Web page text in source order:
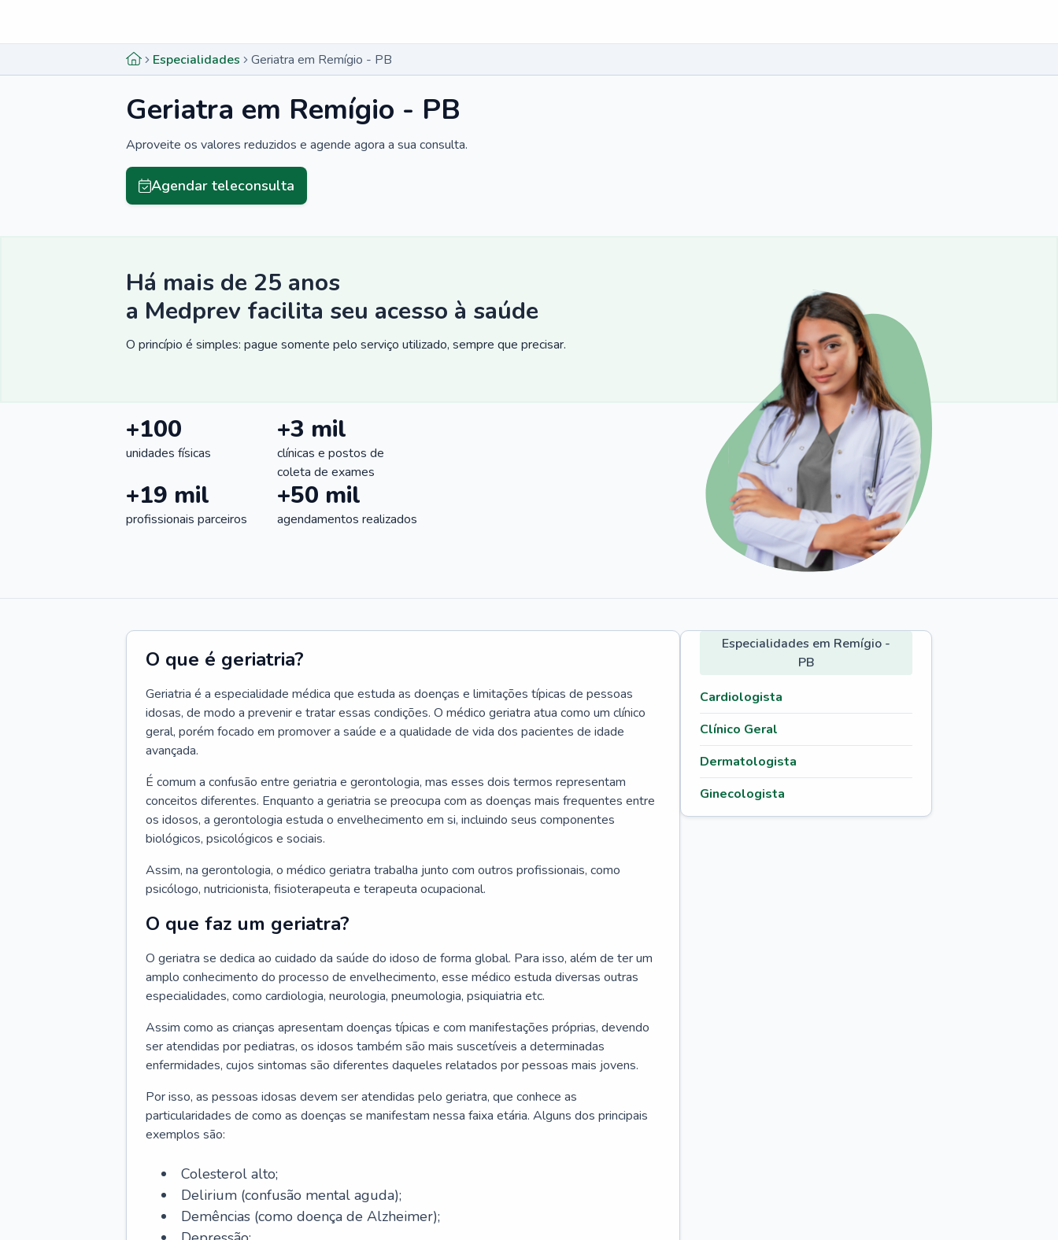
Especialidades Geriatra em Remígio - PB
Geriatra em Remígio - PB
Aproveite os valores reduzidos e agende agora a sua consulta.
Agendar teleconsulta
Há mais de 25 anos
a Medprev facilita seu acesso à saúde
O princípio é simples: pague somente pelo serviço utilizado, sempre que precisar.
+100
unidades físicas
+3 mil
clínicas e postos de
coleta de exames
+19 mil
profissionais parceiros
+50 mil
agendamentos realizados
O que é geriatria?
Geriatria é a especialidade médica que estuda as doenças e limitações típicas de pessoas
idosas, de modo a prevenir e tratar essas condições. O médico geriatra atua como um clínico
geral, porém focado em promover a saúde e a qualidade de vida dos pacientes de idade
avançada.
É comum a confusão entre geriatria e gerontologia, mas esses dois termos representam
conceitos diferentes. Enquanto a geriatria se preocupa com as doenças mais frequentes entre
os idosos, a gerontologia estuda o envelhecimento em si, incluindo seus componentes
biológicos, psicológicos e sociais.
Assim, na gerontologia, o médico geriatra trabalha junto com outros profissionais, como
psicólogo, nutricionista, fisioterapeuta e terapeuta ocupacional.
O que faz um geriatra?
O geriatra se dedica ao cuidado da saúde do idoso de forma global. Para isso, além de ter um
amplo conhecimento do processo de envelhecimento, esse médico estuda diversas outras
especialidades, como cardiologia, neurologia, pneumologia, psiquiatria etc.
Assim como as crianças apresentam doenças típicas e com manifestações próprias, devendo
ser atendidas por pediatras, os idosos também são mais suscetíveis a determinadas
enfermidades, cujos sintomas são diferentes daqueles relatados por pessoas mais jovens.
Por isso, as pessoas idosas devem ser atendidas pelo geriatra, que conhece as
particularidades de como as doenças se manifestam nessa faixa etária. Alguns dos principais
exemplos são:
Colesterol alto;
Delirium (confusão mental aguda);
Demências (como doença de Alzheimer);
Especialidades em Remígio -
PB
Cardiologista
Clínico Geral
Dermatologista
Ginecologista